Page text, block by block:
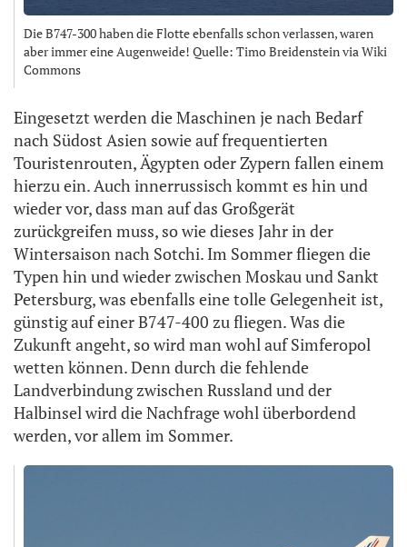
Die B747-300 haben die Flotte ebenfalls schon verlassen, waren
aber immer eine Augenweide! Quelle: Timo Breidenstein via Wiki
Commons
Eingesetzt werden die Maschinen je nach Bedarf
nach Südost Asien sowie auf frequentierten
Touristenrouten, Ägypten oder Zypern fallen einem
hierzu ein. Auch innerrussisch kommt es hin und
wieder vor, dass man auf das Großgerät
zurückgreifen muss, so wie dieses Jahr in der
Wintersaison nach Sotchi. Im Sommer fliegen die
Typen hin und wieder zwischen Moskau und Sankt
Petersburg, was ebenfalls eine tolle Gelegenheit ist,
günstig auf einer B747-400 zu fliegen. Was die
Zukunft angeht, so wird man wohl auf Simferopol
wetten können. Denn durch die fehlende
Landverbindung zwischen Russland und der
Halbinsel wird die Nachfrage wohl überbordend
werden, vor allem im Sommer.